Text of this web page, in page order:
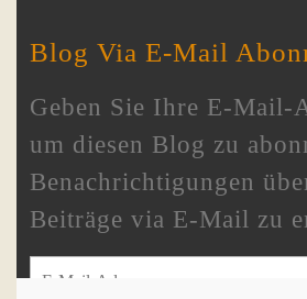
Blog Via E-Mail
Geben Sie Ihre E-Mail-
um diesen Blog zu
Benachrichtigungen
Beiträge via E-Mail zu
E-Mail-Adresse